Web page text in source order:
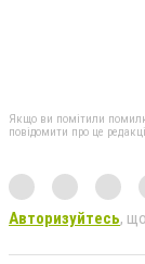
Якщо ви помітили
повідомити про це
Авторизуйтесь,